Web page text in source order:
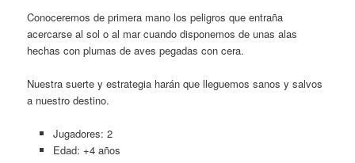
Conoceremos de primera mano los peligros que entraña
acercarse al sol o al mar cuando disponemos de unas alas
hechas con plumas de aves pegadas con cera.
Nuestra suerte y estrategia harán que lleguemos sanos y salvos
a nuestro destino.
Jugadores: 2
Edad: +4 años